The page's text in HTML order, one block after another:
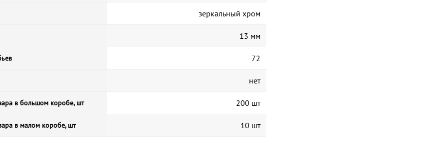
зеркальный хром
13 мм
72
нет
в большом коробе, шт 200 шт
в малом коробе, шт 10 шт